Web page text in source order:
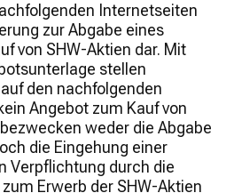
Internetseiten
zur Abgabe eines
von SHW-Aktien dar. Mit
stellen
den nachfolgenden
Angebot zum Kauf von
weder die Abgabe
die Eingehung einer
Verpflichtung durch die
Erwerb der SHW-Aktien